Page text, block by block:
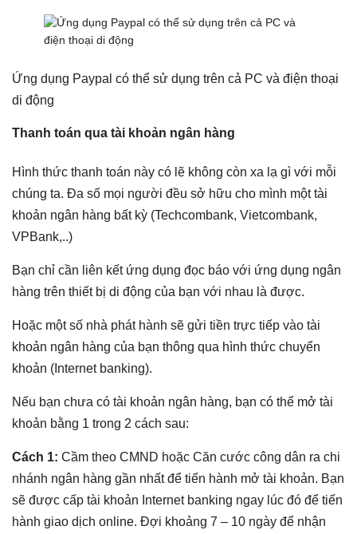
Ứng dụng Paypal có thể sử dụng trên cả PC và điện thoại
di động
Thanh toán qua tài khoản ngân hàng
Hình thức thanh toán này có lẽ không còn xa lạ gì với mỗi
chúng ta. Đa số mọi người đều sở hữu cho mình một tài
khoản ngân hàng bất kỳ (Techcombank, Vietcombank,
VPBank,..)
Bạn chỉ cần liên kết ứng dụng đọc báo với ứng dụng ngân
hàng trên thiết bị di động của bạn với nhau là được.
Hoặc một số nhà phát hành sẽ gửi tiền trực tiếp vào tài
khoản ngân hàng của bạn thông qua hình thức chuyển
khoản (Internet banking).
Nếu bạn chưa có tài khoản ngân hàng, bạn có thể mở tài
khoản bằng 1 trong 2 cách sau:
Cách 1: Cầm theo CMND hoặc Căn cước công dân ra chi
nhánh ngân hàng gần nhất để tiến hành mở tài khoản. Bạn
sẽ được cấp tài khoản Internet banking ngay lúc đó để tiến
hành giao dịch online. Đợi khoảng 7 – 10 ngày để nhận